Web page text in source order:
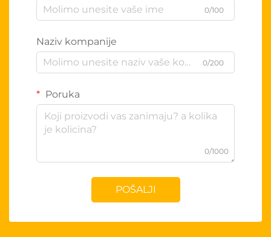
0/100
Naziv kompanije
0/200
Poruka
0/1000
POŠALJI